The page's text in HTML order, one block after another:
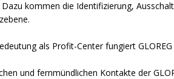
kommen die Identifizierung,
als Profit-Center fungiert
und fernmündlichen Kontakte der